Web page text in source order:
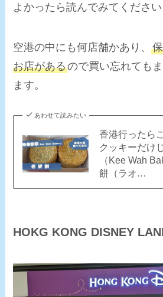
よかったら読んでみてください
空港の中にも何店舗かあり、
お店があるので買い忘れても
ます。
あわせて読みたい
香港行ったら
クッキーだけ
（Kee Wah
餅（ラオ…
HOKG KONG DISNEY